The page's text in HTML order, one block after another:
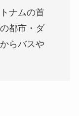
ナムの首
都市・ダ
らバスや